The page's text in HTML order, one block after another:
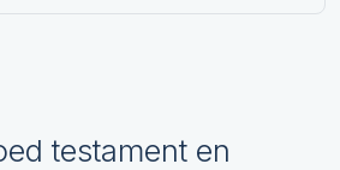
testament en